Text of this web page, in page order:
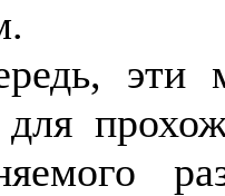
эти
для